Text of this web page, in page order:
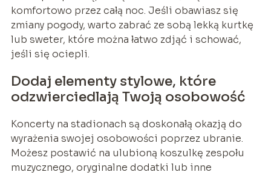
komfortowo przez całą noc. Jeśli obawiasz się
zmiany pogody, warto zabrać ze sobą lekką kurtkę
lub sweter, które można łatwo zdjąć i schować,
jeśli się ociepli.
Dodaj elementy stylowe, które
odzwierciedlają Twoją osobowość
Koncerty na stadionach są doskonałą okazją do
wyrażenia swojej osobowości poprzez ubranie.
Możesz postawić na ulubioną koszulkę zespołu
muzycznego, oryginalne dodatki lub inne